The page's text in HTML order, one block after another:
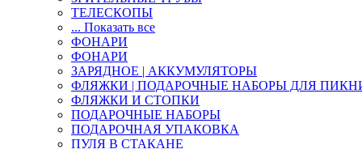
ТЕЛЕСКОПЫ
... Показать все
ФОНАРИ
ФОНАРИ
ЗАРЯДНОЕ | АККУМУЛЯТОРЫ
ФЛЯЖКИ | ПОДАРОЧНЫЕ НАБОРЫ ДЛЯ
ФЛЯЖКИ И СТОПКИ
ПОДАРОЧНЫЕ НАБОРЫ
ПОДАРОЧНАЯ УПАКОВКА
ПУЛЯ В СТАКАНЕ